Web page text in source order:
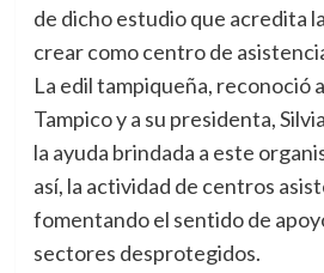
de dicho estudio que acredita
crear como centro de
La edil tampiqueña, reconoció
Tampico y a su presidenta,
la ayuda brindada a este
así, la actividad de centros
fomentando el sentido de
sectores desprotegidos.